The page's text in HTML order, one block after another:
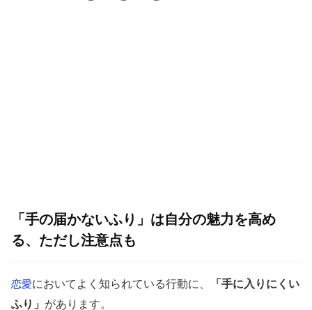
「手の届かないふり」は自分の魅力を高め
る、ただし注意点も
恋愛においてよく知られている行動に、
「手に入りにくい
ふり」 があります。